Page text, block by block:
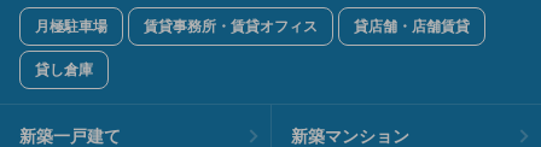
月極駐車場 賃貸事務所・賃貸オフィス 貸店舗・店舗賃貸
貸し倉庫
新築一戸建て 新築マンション